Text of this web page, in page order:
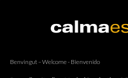
Benvingut – Welcome - Bienvenido